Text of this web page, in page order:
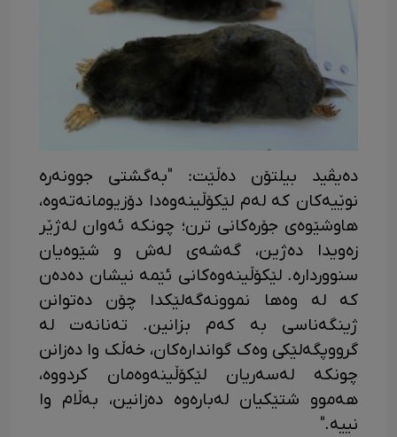
دەیڤید بیلتۆن دەڵێت: "بەگشتی جوونەرە
نوێیەکان کە لەم لێکۆڵینەوەدا دۆزیومانەتەوە،
هاوشێوەی جۆرەکانی ترن؛ چونکە ئەوان لەژێر
زەویدا دەژین، گەشەی لەش و شێوەیان
سنووردارە. لێکۆڵینەوەکانی ئێمە نیشان دەدەن
کە لە وەها نموونەگەلێکدا چۆن دەتوانن
ژینگەناسی بە کەم بزانین. تەنانەت لە
گرووپگەلێکی وەک گواندارەکان، خەڵک وا دەزانن
چونکە لەسەریان لێکۆڵینەوەمان کردووە،
هەموو شتێکیان لەبارەوە دەزانین، بەڵام وا
نییە."